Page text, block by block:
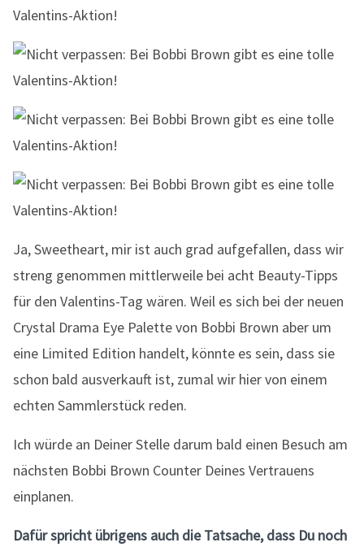
Ja, Sweetheart, mir ist auch grad aufgefallen, dass wir
streng genommen mittlerweile bei acht Beauty-Tipps
für den Valentins-Tag wären. Weil es sich bei der neuen
Crystal Drama Eye Palette von Bobbi Brown aber um
eine Limited Edition handelt, könnte es sein, dass sie
schon bald ausverkauft ist, zumal wir hier von einem
echten Sammlerstück reden.
Ich würde an Deiner Stelle darum bald einen Besuch am
nächsten Bobbi Brown Counter Deines Vertrauens
einplanen.
Dafür spricht übrigens auch die Tatsache, dass Du noch